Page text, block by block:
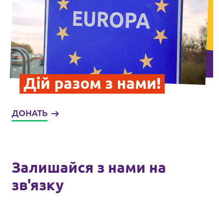
Дій разом з нами!
ДОНАТЬ
Залишайся з нами на
зв'язку